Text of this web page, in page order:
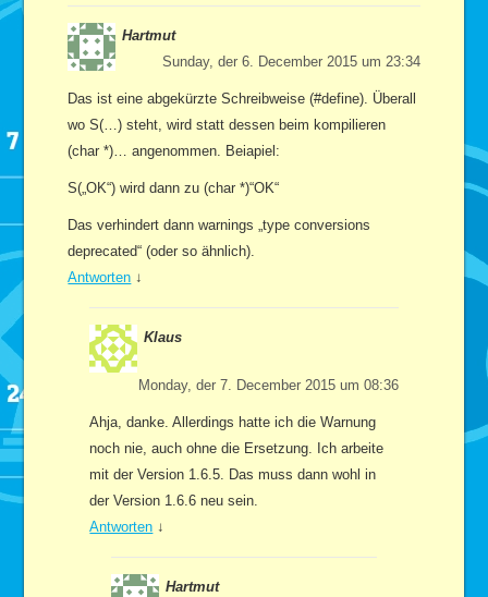
Hartmut
Sunday, der 6. December 2015 um 23:34
Das ist eine abgekürzte Schreibweise (#define). Überall
wo S(…) steht, wird statt dessen beim kompilieren
(char *)… angenommen. Beiapiel:
S(„OK“) wird dann zu (char *)“OK“
Das verhindert dann warnings „type conversions
deprecated“ (oder so ähnlich).
Antworten ↓
Klaus
Monday, der 7. December 2015 um 08:36
Ahja, danke. Allerdings hatte ich die Warnung
noch nie, auch ohne die Ersetzung. Ich arbeite
mit der Version 1.6.5. Das muss dann wohl in
der Version 1.6.6 neu sein.
Antworten ↓
Hartmut